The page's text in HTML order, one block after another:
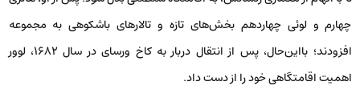
چهارم و لوئی چهاردهم بخش‌های تازه و تالارهای باشکوهی به مجموعه
افزودند؛ بااین‌حال، پس از انتقال دربار به کاخ ورسای در سال ۱۶۸۲، لوور
اهمیت اقامتگاهی خود را از دست داد.